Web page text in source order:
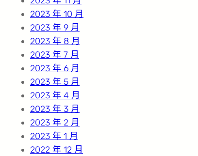
2023 年 10 月
2023 年 9 月
2023 年 8 月
2023 年 7 月
2023 年 6 月
2023 年 5 月
2023 年 4 月
2023 年 3 月
2023 年 2 月
2023 年 1 月
2022 年 12 月